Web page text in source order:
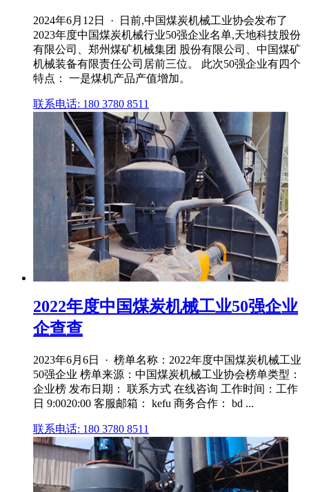
2024年6月12日 · 日前,中国煤炭机械工业协会发布了
2023年度中国煤炭机械行业50强企业名单,天地科技股份
有限公司、郑州煤矿机械集团 股份有限公司、中国煤矿
机械装备有限责任公司居前三位。 此次50强企业有四个
特点： 一是煤机产品产值增加。
联系电话: 180 3780 8511
2022年度中国煤炭机械工业50强企业
企查查
2023年6月6日 · 榜单名称：2022年度中国煤炭机械工业
50强企业 榜单来源：中国煤炭机械工业协会榜单类型：
企业榜 发布日期： 联系方式 在线咨询 工作时间：工作
日 9:0020:00 客服邮箱： kefu 商务合作： bd ...
联系电话: 180 3780 8511